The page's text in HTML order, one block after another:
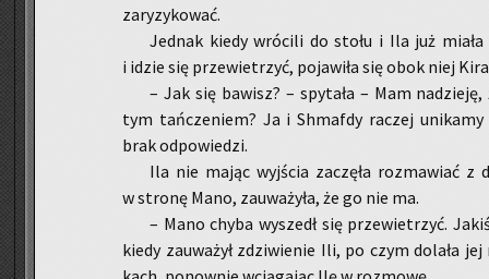
za­ry­zy­ko­wać.
Jed­nak kiedy wró­ci­li do stołu i Ila już
i idzie się prze­wie­trzyć, po­ja­wi­ła się obok niej
– Jak się ba­wisz? – spy­ta­ła – Mam
tym tań­cze­niem? Ja i Shma­fdy ra­czej
brak od­po­wie­dzi.
Ila nie mając wyj­ścia za­czę­ła roz­ma­wiać z
w stro­nę Mano, za­uwa­ży­ła, że go nie ma.
– Mano chyba wy­szedł się prze­wie­trzyć.
kiedy za­uwa­żył zdzi­wie­nie Ili, po czym do­la­ła